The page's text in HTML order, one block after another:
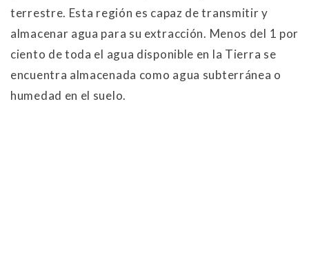
terrestre. Esta región es capaz de transmitir y
almacenar agua para su extracción. Menos del 1 por
ciento de toda el agua disponible en la Tierra se
encuentra almacenada como agua subterránea o
humedad en el suelo.